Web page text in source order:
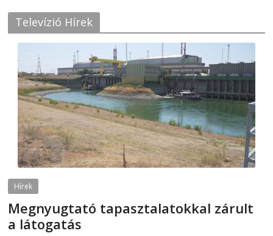
Televízió Hírek
Hírek
Megnyugtató tapasztalatokkal zárult
a látogatás